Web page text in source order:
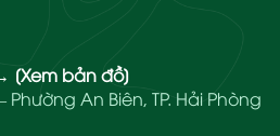
[Xem bản đồ]
Phường An Biên, TP. Hải Phòng